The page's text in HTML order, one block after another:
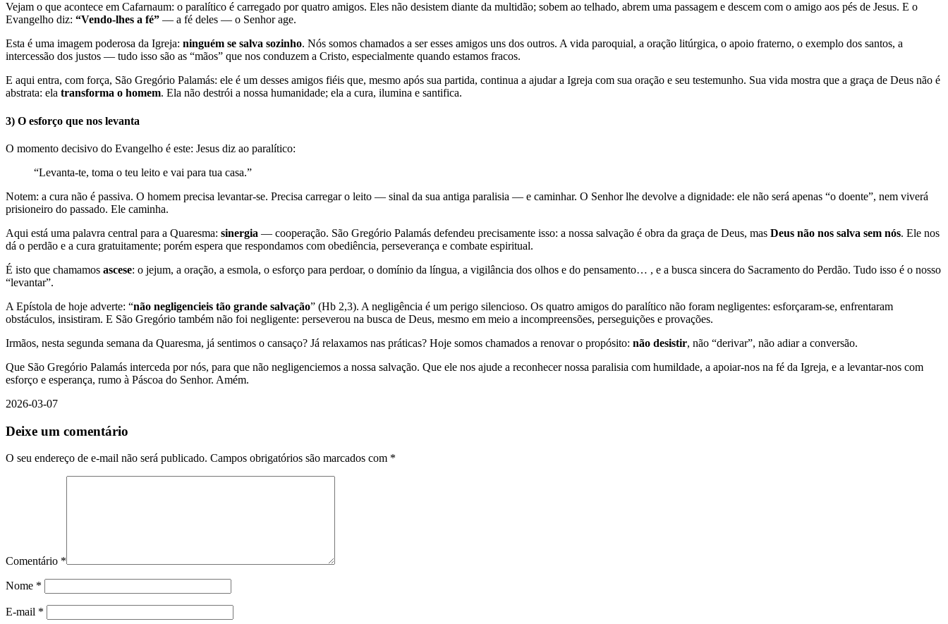
Vejam o que acontece em Cafarnaum: o paralítico é carregado por quatro amigos. Eles não desistem diante da multidão; sobem ao telhado, abrem uma passagem e descem com o amigo aos pés de Jesus. E o
Evangelho diz: “Vendo-lhes a fé” — a fé deles — o Senhor age.
Esta é uma imagem poderosa da Igreja: ninguém se salva sozinho. Nós somos chamados a ser esses amigos uns dos outros. A vida paroquial, a oração litúrgica, o apoio fraterno, o exemplo dos santos, a
intercessão dos justos — tudo isso são as “mãos” que nos conduzem a Cristo, especialmente quando estamos fracos.
E aqui entra, com força, São Gregório Palamás: ele é um desses amigos fiéis que, mesmo após sua partida, continua a ajudar a Igreja com sua oração e seu testemunho. Sua vida mostra que a graça de Deus não é
abstrata: ela transforma o homem. Ela não destrói a nossa humanidade; ela a cura, ilumina e santifica.
3) O esforço que nos levanta
O momento decisivo do Evangelho é este: Jesus diz ao paralítico:
“Levanta-te, toma o teu leito e vai para tua casa.”
Notem: a cura não é passiva. O homem precisa levantar-se. Precisa carregar o leito — sinal da sua antiga paralisia — e caminhar. O Senhor lhe devolve a dignidade: ele não será apenas “o doente”, nem viverá
prisioneiro do passado. Ele caminha.
Aqui está uma palavra central para a Quaresma: sinergia — cooperação. São Gregório Palamás defendeu precisamente isso: a nossa salvação é obra da graça de Deus, mas Deus não nos salva sem nós. Ele nos
dá o perdão e a cura gratuitamente; porém espera que respondamos com obediência, perseverança e combate espiritual.
É isto que chamamos ascese: o jejum, a oração, a esmola, o esforço para perdoar, o domínio da língua, a vigilância dos olhos e do pensamento… , e a busca sincera do Sacramento do Perdão. Tudo isso é o nosso
“levantar”.
A Epístola de hoje adverte: “não negligencieis tão grande salvação” (Hb 2,3). A negligência é um perigo silencioso. Os quatro amigos do paralítico não foram negligentes: esforçaram-se, enfrentaram
obstáculos, insistiram. E São Gregório também não foi negligente: perseverou na busca de Deus, mesmo em meio a incompreensões, perseguições e provações.
Irmãos, nesta segunda semana da Quaresma, já sentimos o cansaço? Já relaxamos nas práticas? Hoje somos chamados a renovar o propósito: não desistir, não “derivar”, não adiar a conversão.
Que São Gregório Palamás interceda por nós, para que não negligenciemos a nossa salvação. Que ele nos ajude a reconhecer nossa paralisia com humildade, a apoiar-nos na fé da Igreja, e a levantar-nos com
esforço e esperança, rumo à Páscoa do Senhor. Amém.
2026-03-07
Deixe um comentário
O seu endereço de e-mail não será publicado. Campos obrigatórios são marcados com *
Comentário *
Nome *
E-mail *